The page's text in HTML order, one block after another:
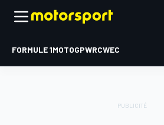
FORMULE 1MOTOGPWRCWEC